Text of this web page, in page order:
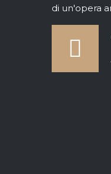
di un'opera